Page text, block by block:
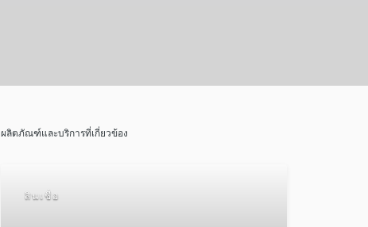
ผลิตภัณฑ์และบริการที่เกี่ยวข้อง
สินเชื่อ